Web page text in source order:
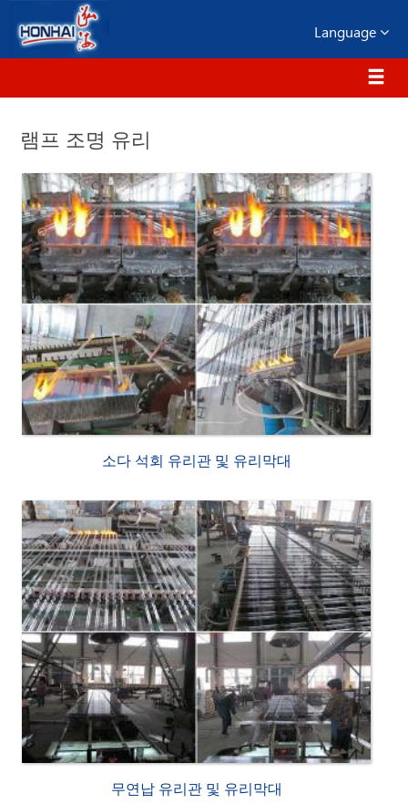
Language
램프 조명 유리
소다 석회 유리관 및 유리막대
무연납 유리관 및 유리막대